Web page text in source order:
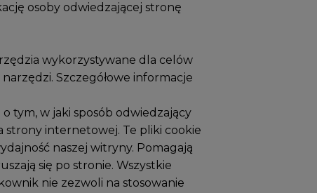
osoby odwiedzającej stronę
wykorzystywane dla celów
Szczegółowe informacje
o tym, w jaki sposób odwiedzający
strony internetowej. Te pliki cookie
naszej witryny. Pomagają
się po stronie. Wszystkie
nie zezwoli na stosowanie